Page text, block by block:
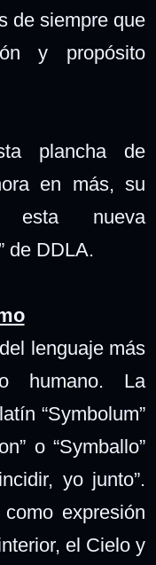
de siempre que
y propósito
plancha de
en más, su
esta nueva
de DDLA.
lenguaje más
humano. La
“Symbolum”
o “Symballo”
yo junto”.
expresión
el Cielo y